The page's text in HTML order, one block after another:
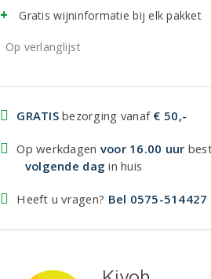
Gratis wijninformatie bij elk pakket
Op verlanglijst
GRATISbezorging vanaf € 50,-
Op werkdagen voor 16.00 uur
volgende dag in huis
Heeft u vragen? Bel 0575-514427